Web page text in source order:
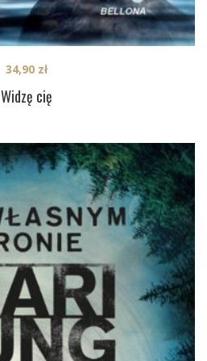
Widzę cię
34,90 zł